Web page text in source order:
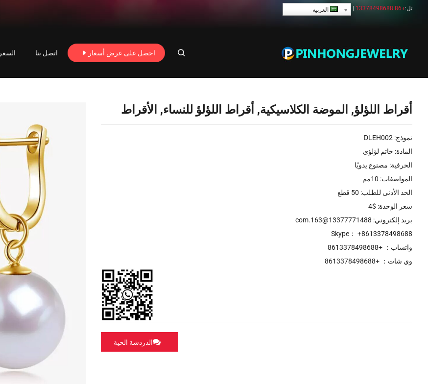
تل:+86 13378498688 العربية
اتصل بنا احصل على عرض أسعار
أقراط اللؤلؤ
أقراط اللؤلؤ, الموضة الكلاسيكية, أقراط اللؤلؤ للنساء, الأقراط
نموذج: DLEH002
المادة: خاتم لؤلؤي
الحرفية: مصنوع يدويًا
المواصفات: 10مم
الحد الأدنى للطلب: 50 قطع
سعر الوحدة: $4
بريد إلكتروني: 13377771488@163.com
Skype： +8613378498688
واتساب： +8613378498688
وي شات： +8613378498688
الدردشة الحية